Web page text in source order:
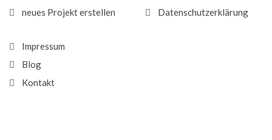
neues Projekt erstellen
Datenschutzerklärung
Impressum
Blog
Kontakt